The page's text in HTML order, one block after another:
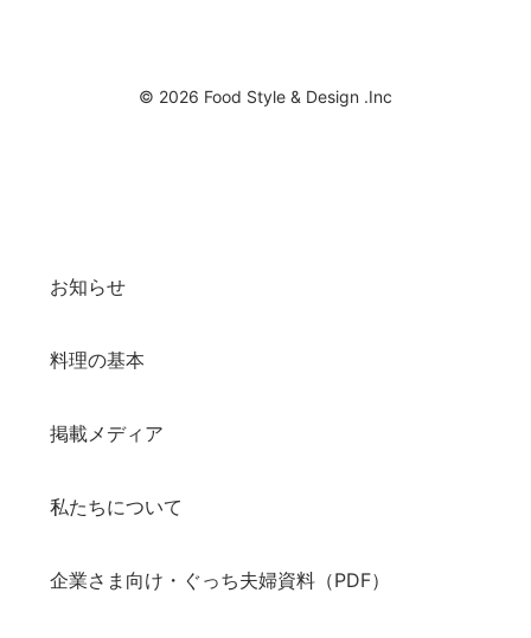
© 2026 Food Style & Design .Inc
お知らせ
料理の基本
掲載メディア
私たちについて
企業さま向け・ぐっち夫婦資料（PDF）